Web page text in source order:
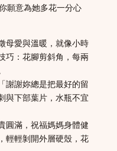
願意為她多花一分心
母愛與溫暖，就像小時
巧：花腳剪斜角，每兩
謝謝妳總是把最好的留
與下部葉片，水瓶不宜
圓滿，祝福媽媽身體健
輕輕剝開外層硬殼，花